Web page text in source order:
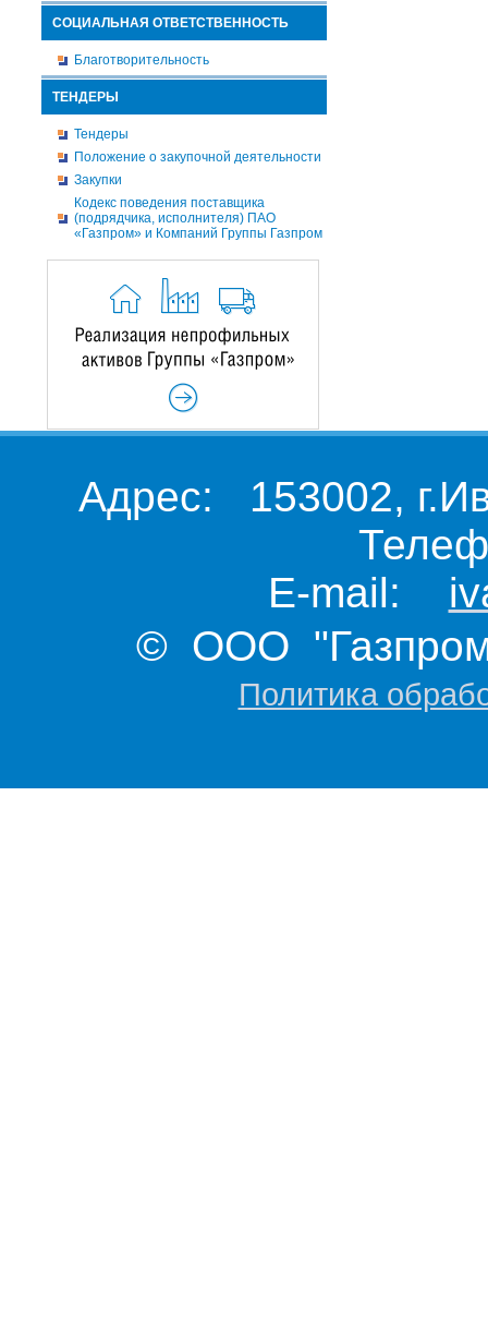
СОЦИАЛЬНАЯ ОТВЕТСТВЕННОСТЬ
Благотворительность
ТЕНДЕРЫ
Тендеры
Положение о закупочной деятельности
Закупки
Кодекс поведения поставщика
(подрядчика, исполнителя) ПАО
«Газпром» и Компаний Группы Газпром
Адрес: 153002,
E-mail:
© ООО "Газпром
Политика